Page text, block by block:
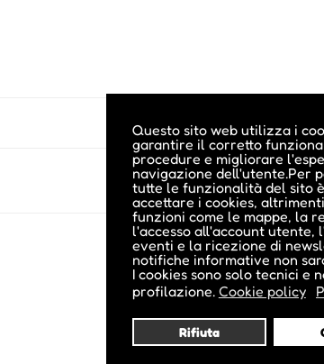
Questo sito web utilizza i
garantire il corretto
procedure e migliorare
navigazione dell'utente.Per
tutte le funzionalità del sito
accettare i cookies,
funzioni come le mappe, la
l'accesso all'account utente,
eventi e la ricezione di
notifiche informative non
I cookies sono solo tecnici e
profilazione. Cookie policy
Rifiuta